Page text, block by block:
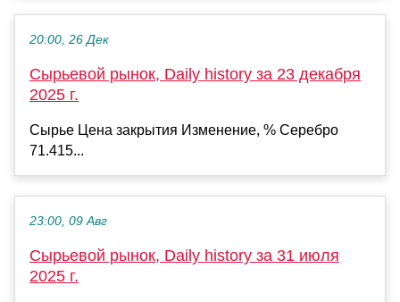
20:00, 26 Дек
Сырьевой рынок, Daily history за 23 декабря
2025 г.
Сырье Цена закрытия Изменение, % Серебро
71.415...
23:00, 09 Авг
Сырьевой рынок, Daily history за 31 июля
2025 г.